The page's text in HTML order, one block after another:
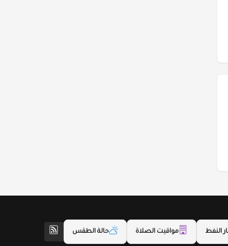
النفط مواقيت الصلاة حالة الطقس